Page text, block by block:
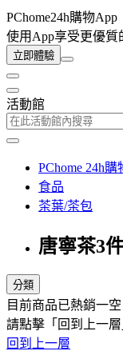
PChome24h購物App
使用App享受更優質
立即體驗
活動館
PChome 24h購
食品
茶葉/茶包
唐寧茶3
分類
目前商品已熱銷一空
請點擊「回到上一
回到上一層